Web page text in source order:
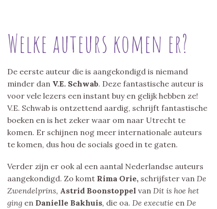
Welke auteurs komen er?
De eerste auteur die is aangekondigd is niemand
minder dan V.E. Schwab. Deze fantastische auteur is
voor vele lezers een instant buy en gelijk hebben ze!
V.E. Schwab is ontzettend aardig, schrijft fantastische
boeken en is het zeker waar om naar Utrecht te
komen. Er schijnen nog meer internationale auteurs
te komen, dus hou de socials goed in te gaten.
Verder zijn er ook al een aantal Nederlandse auteurs
aangekondigd. Zo komt Rima Orie, schrijfster van De
Zwendelprins, Astrid Boonstoppel van Dit is hoe het
ging en Danielle Bakhuis, die oa. De executie en De